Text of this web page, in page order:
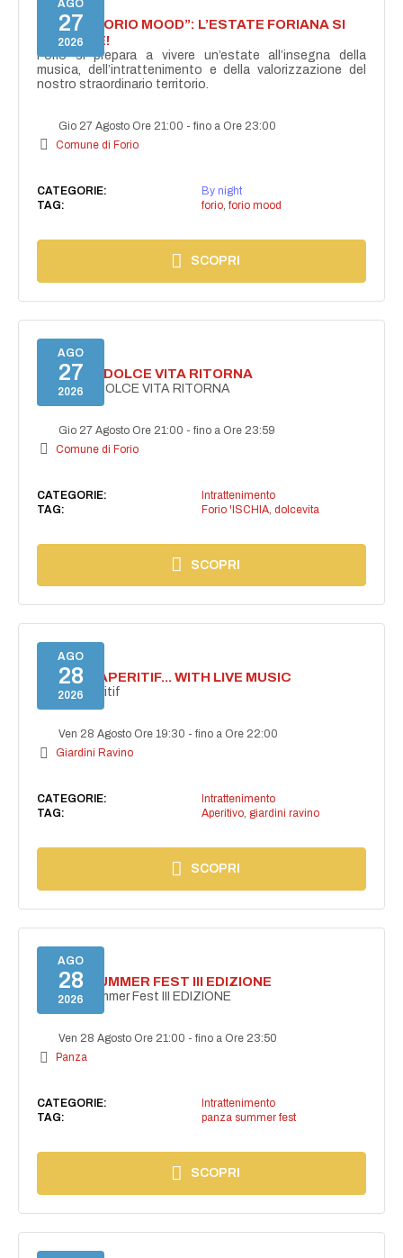
AGO
27
2026
NASCE “FORIO MOOD”: L’ESTATE FORIANA SI
ACCENDE!
Forio si prepara a vivere un’estate all’insegna della
musica, dell’intrattenimento e della valorizzazione del
nostro straordinario territorio.
Gio 27 Agosto Ore 21:00 -fino a Ore 23:00
Comune di Forio
CATEGORIE:
By night
TAG:
forio, forio mood
SCOPRI
AGO
27
2026
FORIO LA DOLCE VITA RITORNA
FORIO LA DOLCE VITA RITORNA
Gio 27 Agosto Ore 21:00 -fino a Ore 23:59
Comune di Forio
CATEGORIE:
Intrattenimento
TAG:
Forio 'ISCHIA, dolcevita
SCOPRI
AGO
28
2026
SECRET APERITIF... WITH LIVE MUSIC
Secret aperitif
Ven 28 Agosto Ore 19:30 -fino a Ore 22:00
Giardini Ravino
CATEGORIE:
Intrattenimento
TAG:
Aperitivo, giardini ravino
SCOPRI
AGO
28
2026
PANZA SUMMER FEST III EDIZIONE
PANZA Summer Fest III EDIZIONE
Ven 28 Agosto Ore 21:00 -fino a Ore 23:50
Panza
CATEGORIE:
Intrattenimento
TAG:
panza summer fest
SCOPRI